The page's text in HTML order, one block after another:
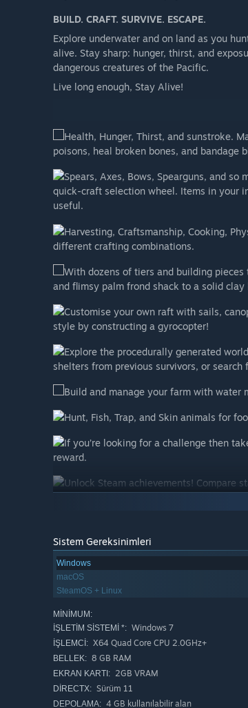
BUILD. CRAFT. SURVIVE. ESCAPE.
Explore underwater and on land as you
alive. Stay sharp: hunger, thirst, and
dangerous creatures of the Pacific.
Live long enough, Stay Alive!
Health, Hunger, Thirst, and sunstroke.
poisons, heal broken bones, and bandage
Spears, Axes, Bows, Spearguns, and
quick-craft selection wheel. Items in your
useful.
Harvesting, Craftsmanship, Cooking,
different crafting combinations.
With dozens of tiers and building
and flimsy palm frond shack to a solid clay
Customise your own raft with sails,
style by constructing a gyrocopter!
Explore the procedurally generated
shelters from previous survivors, or
Build and manage your farm with water
Hunt, Fish, Trap, and Skin animals for
If you’re looking for a challenge then
reward.
Unlock Steam achievements! Compare
Customise your world through the map
screen co-op, and so much more!
island and add it to your survival world!
Hand sculpt the terrain and manually
Sistem Gereksinimleri
Windows
macOS
SteamOS + Linux
MINIMUM:
İŞLETIM SISTEMI *: Windows 7
İŞLEMCI: X64 Quad Core CPU 2.0GHz+
BELLEK: 8 GB RAM
EKRAN KARTI: 2GB VRAM
DIRECTX: Sürüm 11
DEPOLAMA: 4 GB kullanılabilir alan